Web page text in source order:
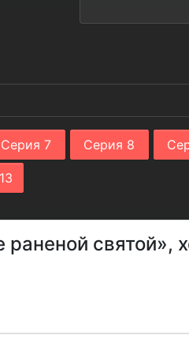
Серия 7 Серия 8
святой»,